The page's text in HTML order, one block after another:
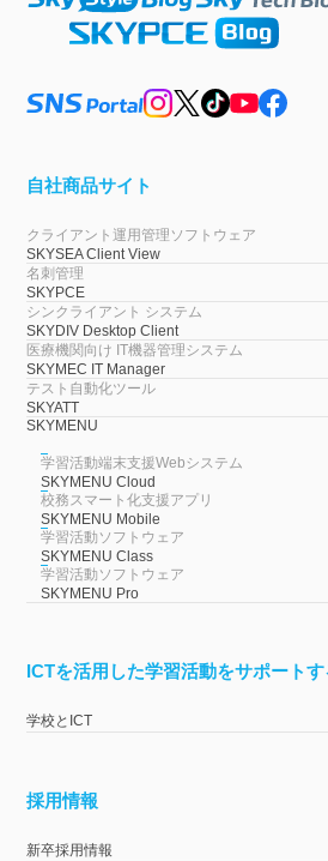
自社商品サイト
クライアント運用管理ソフトウェア
SKYSEA Client View
名刺管理
SKYPCE
シンクライアント システム
SKYDIV Desktop Client
医療機関向け IT機器管理システム
SKYMEC IT Manager
テスト自動化ツール
SKYATT
SKYMENU
学習活動端末支援Webシステム
SKYMENU Cloud
校務スマート化支援アプリ
SKYMENU Mobile
学習活動ソフトウェア
SKYMENU Class
学習活動ソフトウェア
SKYMENU Pro
ICTを活用した学習活動をサポートす
学校とICT
採用情報
新卒採用情報